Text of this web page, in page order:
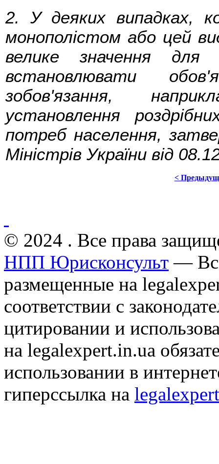
2. У деяких випадках,
монополістом або цей
велике значення для
встановлювати
зобов'язання,
установлення
потреб населення,
Міністрів України від
<
© 2024 . Все права
НПП Юрисконсульт —
размещенные на
соответствии с
цитировании и
на legalexpert.in.ua
использовании в
гиперссылка на